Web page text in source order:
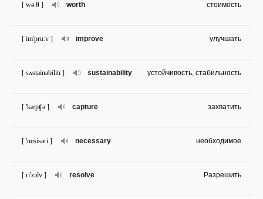
worth
[ wə:θ ] стоимость
improve
[ im'pru:v ] улучшать
sustainability
[ sʌstainabilitɪ ] устойчивость, стабильность
capture
[ 'kæpʧə ] захватить
necessary
[ 'nesisəri ] необходимое
resolve
[ ri'zɔlv ] Разрешить